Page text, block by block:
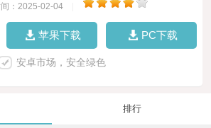
间：2025-02-04
苹果下载 PC下载
安卓市场，安全绿色
排行